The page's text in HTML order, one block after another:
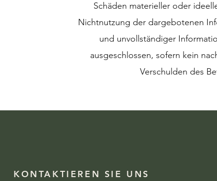
Schäden materieller oder
Nichtnutzung der dargebotenen
und unvollständiger
ausgeschlossen, sofern kein
Verschulden des
KONTAKTIEREN SIE UNS